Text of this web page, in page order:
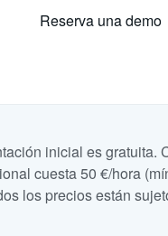
Reserva una demo
inicial es gratuita.
cuesta 50 €/hora
los precios están